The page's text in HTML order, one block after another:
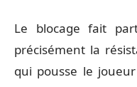
Le blocage fait
précisément la
qui pousse le